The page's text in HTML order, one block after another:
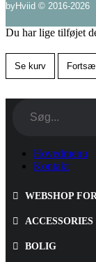
byHviid © 2016-2026
Du har lige tilføjet
Se kurv
Hovedmenu
Kontakt
WEBSHOP
ACCESSORIES
BOLIG